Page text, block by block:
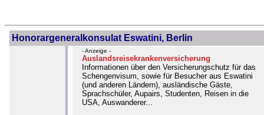
Honorargeneralkonsulat Eswatini, Berlin
- Anzeige -
Auslandsreisekrankenversicherung
Informationen über den Versicherungschutz für das
Schengenvisum, sowie für Besucher aus Eswatini
(und anderen Ländern), ausländische Gäste,
Sprachschüler, Aupairs, Studenten, Reisen in die
USA, Auswanderer...